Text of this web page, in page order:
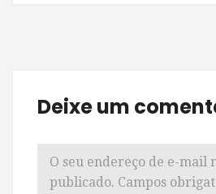
Deixe um
O seu endereço de e-mail
publicado. Campos